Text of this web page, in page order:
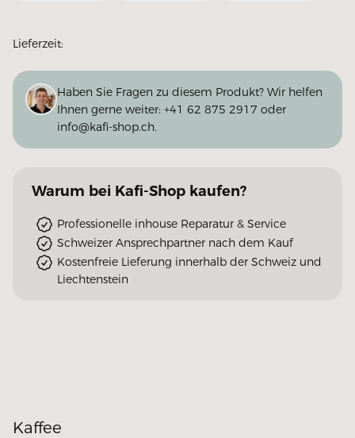
Lieferzeit:
Haben Sie Fragen zu diesem Produkt? Wir helfen
Ihnen gerne weiter: +41 62 875 2917 oder
info@kafi-shop.ch.
Warum bei Kafi-Shop kaufen?
Professionelle inhouse Reparatur & Service
Schweizer Ansprechpartner nach dem Kauf
Kostenfreie Lieferung innerhalb der Schweiz und
Liechtenstein
Kaffee